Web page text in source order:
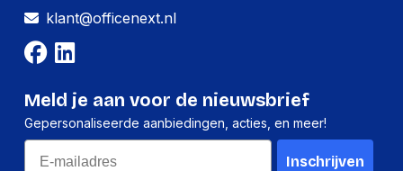
klant@officenext.nl
Meld je aan voor de nieuwsbrief
Gepersonaliseerde aanbiedingen, acties, en meer!
Email
Inschrijven